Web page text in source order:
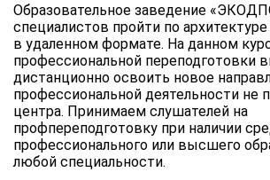
Образовательное заведение
специалистов пройти по
в удаленном формате. На данном
профессиональной переподготовки
дистанционно освоить новое
профессиональной деятельности не
центра. Принимаем слушателей на
профпереподготовку при наличии
профессионального или высшего
любой специальности.